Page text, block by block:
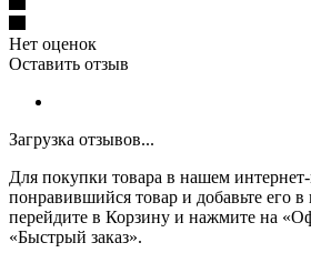
Нет оценок
Оставить отзыв
Загрузка отзывов...
Для покупки товара в нашем
понравившийся товар и добавьте его в
перейдите в Корзину и нажмите на
«Быстрый заказ».